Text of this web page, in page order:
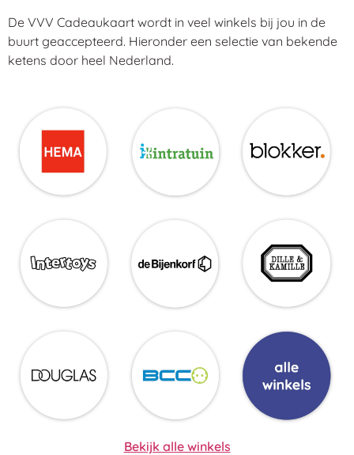
De VVV Cadeaukaart wordt in veel winkels bij jou in de
buurt geaccepteerd. Hieronder een selectie van bekende
ketens door heel Nederland.
Bekijk alle winkels